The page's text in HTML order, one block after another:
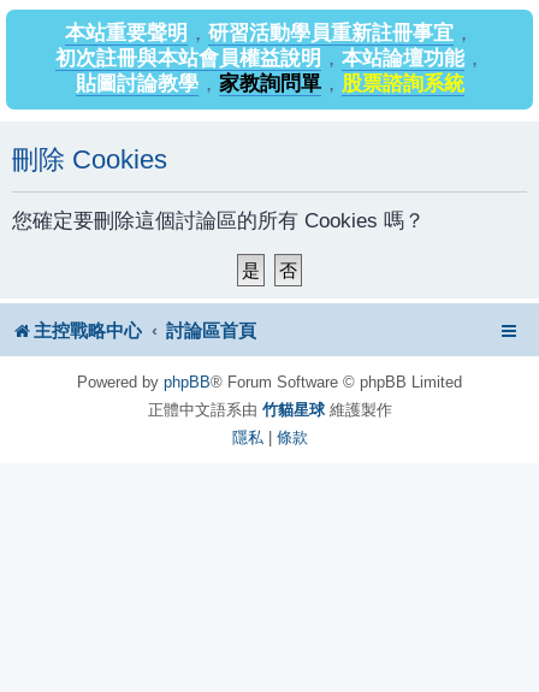
本站重要聲明 ， 研習活動學員重新註冊事宜 ，
初次註冊與本站會員權益說明 ， 本站論壇功能，
貼圖討論教學， 家教詢問單， 股票諮詢系統
刪除 Cookies
您確定要刪除這個討論區的所有 Cookies 嗎？
主控戰略中心 討論區首頁
Powered by phpBB® Forum Software © phpBB Limited
正體中文語系由 竹貓星球維護製作
隱私| 條款